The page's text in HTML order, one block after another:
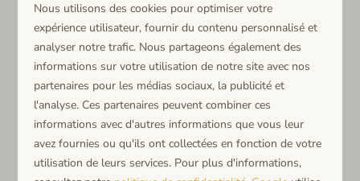
Vakantiehuizen en appartementen
in Noordwijk aan Zee
Voor wie op zoek is naar meer privacy en ruimte
tijdens hun verblijf, zijn vakantiehuizen en
appartementen in Noordwijk aan Zee een uitstekende
Nous utilisons des cookies pour optimiser votre
expérience utilisateur, fournir du contenu personnalisé et
analyser notre trafic. Nous partageons également des
informations sur votre utilisation de notre site avec nos
partenaires pour les médias sociaux, la publicité et
l'analyse. Ces partenaires peuvent combiner ces
informations avec d'autres informations que vous leur
avez fournies ou qu'ils ont collectées en fonction de votre
utilisation de leurs services. Pour plus d'informations,